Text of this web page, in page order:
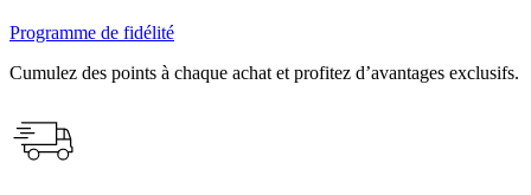
Programme de fidélité
Cumulez des points à chaque achat et profitez d’avantages exclusifs.